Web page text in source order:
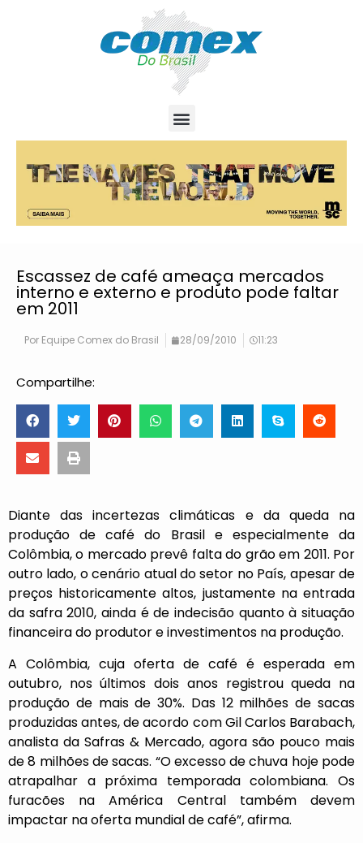
Escassez de café ameaça mercados
interno e externo e produto pode faltar
em 2011
Por Equipe Comex do Brasil 28/09/2010 11:23
Compartilhe:
Diante das incertezas climáticas e da queda na
produção de café do Brasil e especialmente da
Colômbia, o mercado prevê falta do grão em 2011. Por
outro lado, o cenário atual do setor no País, apesar de
preços historicamente altos, justamente na entrada
da safra 2010, ainda é de indecisão quanto à situação
financeira do produtor e investimentos na produção.
A Colômbia, cuja oferta de café é esperada em
outubro, nos últimos dois anos registrou queda na
produção de mais de 30%. Das 12 milhões de sacas
produzidas antes, de acordo com Gil Carlos Barabach,
analista da Safras & Mercado, agora são pouco mais
de 8 milhões de sacas. “O excesso de chuva hoje pode
atrapalhar a próxima temporada colombiana. Os
furacões na América Central também devem
impactar na oferta mundial de café”, afirma.